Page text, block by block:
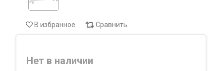
В избранное Сравнить
Нет в наличии